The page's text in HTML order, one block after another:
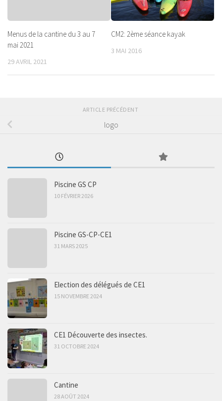
Menus de la cantine du 3 au 7
mai 2021
29 AVRIL 2021
CM2: 2ème séance kayak
3 MAI 2016
ARTICLE PRÉCÉDENT
logo
Piscine GS CP
10 FÉVRIER 2026
Piscine GS-CP-CE1
31 MARS 2025
Election des délégués de CE1
15 NOVEMBRE 2024
CE1 Découverte des insectes.
31 OCTOBRE 2024
Cantine
28 AOÛT 2024